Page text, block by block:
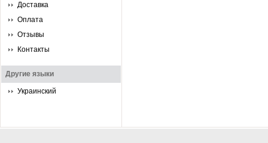
Доставка
Оплата
Отзывы
Контакты
Другие языки
Украинский